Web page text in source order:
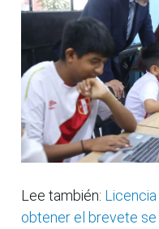
Lee también:
obtener el brevete